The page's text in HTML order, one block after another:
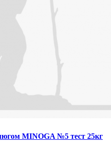
MINOGA №5 тест 25кг